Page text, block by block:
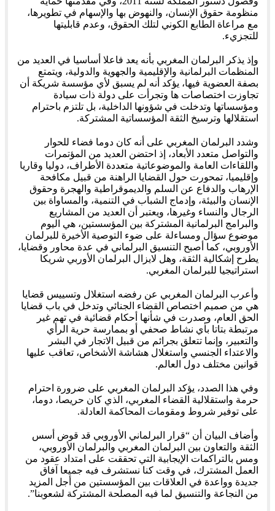
منظومة حقوق الإنسان، والنهوض بها والإسهام في تطويرها،
مع مراعاة الطابع الكوني لتلك الحقوق، وعدم قابليتها
للتجزيء.
وإذ يذكر البرلمان المغربي بأنه يعد فاعلا أساسيا في العديد من
المنظمات البرلمانية والإقليمية والجهوية والدولية، ويتمتع
بصفة العضوية فيها، يؤكد أنه لم يسبق لأي مؤسسة شريكة أن
تجاوزت اختصاصات ها وتجرأت على دولة ذات سيادة
ومؤسساتها وتدخلت في شؤونها الداخلية، بل تلتزم باحترام
استقلالها وترسيخ الثقة المؤسساتية المشتركة.
وشدد البرلمان المغربي على أنه كان دوما فضاء للحوار
والتواصل متعدد الأبعاد، إذ احتضن العديد من المؤتمرات
واللقاءات العامة والموضوعاتية متعددة الأطراف، دوليا وقاريا
وإقليميا، تمحورت حول القضايا الراهنة من قبيل مكافحة
الإرهاب والدفاع عن السلم والديموقراطية والهجرة وحقوق
الإنسان والبيئة، وإدماج الشباب في التنمية، والمساواة بين
الرجال والنساء وغيرها، ويعتبر أن العديد من المشاريع
والبرامج البرلمانية المشتركة بين المؤسستين، هي اليوم
موضوع سؤال ومساءلة على ضوء التوصية الأخيرة للبرلمان
الأوروبي، كما أصبح التنسيق البرلماني في عدة محاور وقضايا،
يطرح إشكالية الثقة، وهل لايزال البرلمان الأوربي شريكا
استراتيجيا للبرلمان المغربي.
وأعرب البرلمان المغربي عن رفضه استغلال وتسييس قضايا
هي من صميم اختصاص القضاء الجنائي وتدخل في باب قضايا
الحق العام، وصدرت في شأنها أحكام قضائية في تهم غير
مرتبطة بتاتا بأي نشاط صحفي أو بممارسة حرية الرأي
والتعبير، وإنما تتعلق بجرائم من قبيل الاتجار في البشر
والاعتداء الجنسي واستغلال هشاشة الأشخاص، تعاقب عليها
قوانين مختلف دول العالم.
وفي هذا الصدد، يؤكد البرلمان المغربي على ضرورة احترام
حرمة واستقلالية القضاء المغربي، الذي كان حريصا، دوما،
على توفير شروط ومقومات المحاكمة العادلة.
وأضاف البيان أن “قرار البرلماني الأوروبي قد قوض أسس
الثقة والتعاون بين البرلمان المغربي والبرلمان الأوروبي،
ومس بالتراكمات الإيجابية التي تحققت على امتداد عقود من
العمل المشترك، في وقت كنا نستشرف فيه جميعا آفاق
جديدة وواعدة في العلاقات بين المؤسستين من أجل المزيد
من النجاعة والتنسيق لما فيه المصلحة المشتركة لشعوبنا”.